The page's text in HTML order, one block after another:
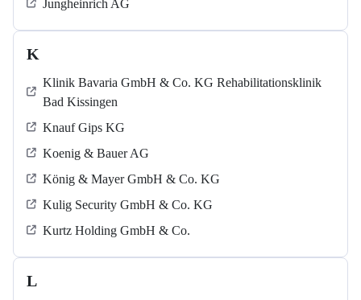
Jungheinrich AG
K
Klinik Bavaria GmbH & Co. KG Rehabilitationsklinik
Bad Kissingen
Knauf Gips KG
Koenig & Bauer AG
König & Mayer GmbH & Co. KG
Kulig Security GmbH & Co. KG
Kurtz Holding GmbH & Co.
L